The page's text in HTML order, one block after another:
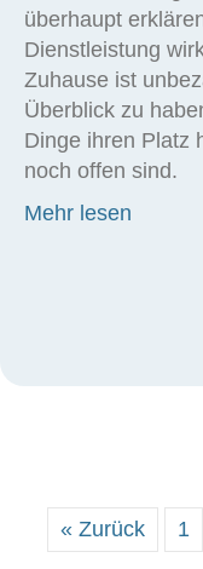
überhaupt
Dienstleistung
Zuhause ist
Überblick zu
Dinge ihren Platz
noch offen sind.
Mehr lesen
« Zurück 1